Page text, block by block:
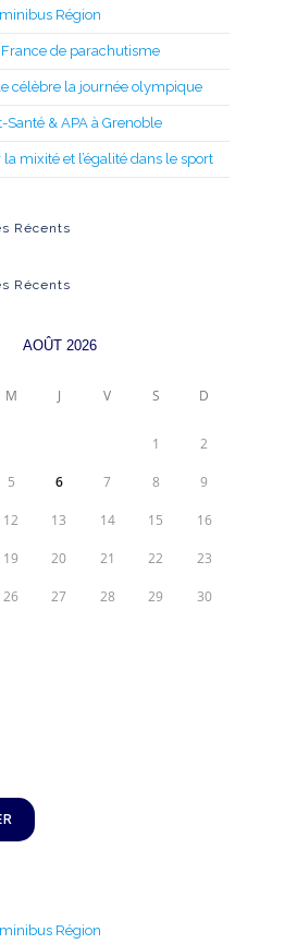
Région
de parachutisme
célèbre la journée olympique
Santé & APA à Grenoble
mixité et l’égalité dans le sport
Récents
Récents
AOÛT 2026
M J V S D
1 2
5 6 7 8 9
12 13 14 15 16
19 20 21 22 23
26 27 28 29 30
Région